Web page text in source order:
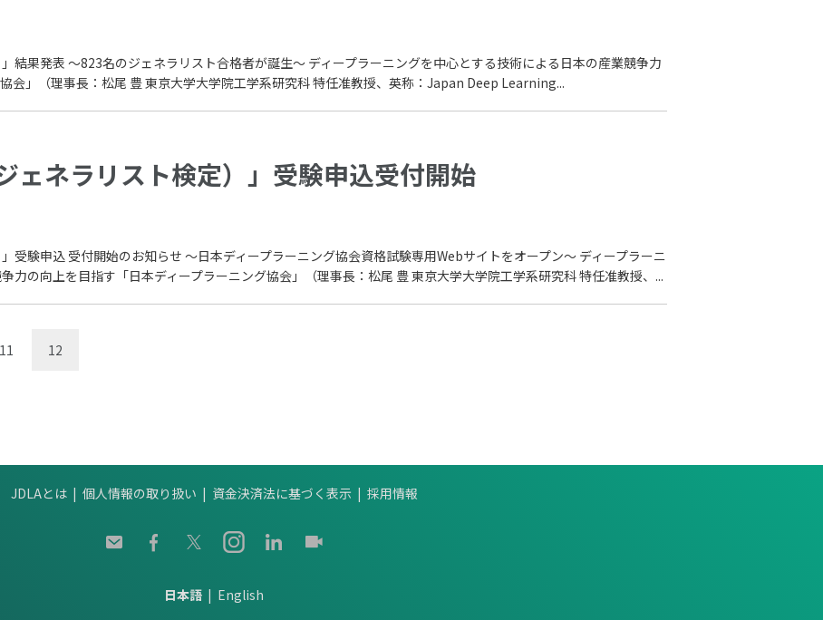
結果発表 ～823名のジェネラリスト合格者が誕生～ ディープラーニングを中心とする技術による日本の産業競争力
会」（理事長：松尾 豊 東京大学大学院工学系研究科 特任准教授、英称：Japan Deep Learning...
ェネラリスト検定）」受験申込受付開始
受験申込 受付開始のお知らせ ～日本ディープラーニング協会資格試験専用Webサイトをオープン～ ディープラーニ
力の向上を目指す「日本ディープラーニング協会」（理事長：松尾 豊 東京大学大学院工学系研究科 特任准教授、...
11 12
JDLAとは 個人情報の取り扱い 資金決済法に基づく表示 採用情報
日本語 English